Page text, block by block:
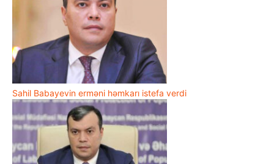
Sahil Babayevin erməni həmkarı istefa verdi